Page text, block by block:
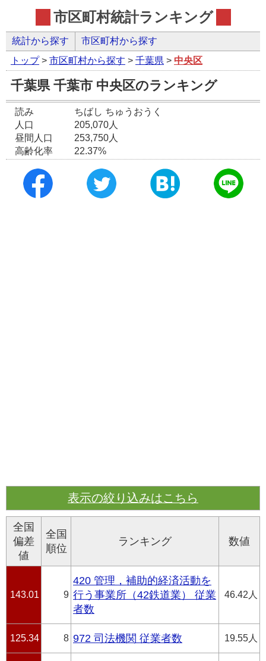
市区町村統計ランキング
統計から探す 市区町村から探す
トップ> 市区町村から探す > 千葉県 > 中央区
千葉県 千葉市 中央区のランキング
読み
ちばし ちゅうおうく
人口
205,070人
昼間人口
253,750人
高齢化率
22.37%
表示の絞り込みはこちら
全国
偏差
値
全国
順位
ランキング 数値
143.01 9
420 管理，補助的経済活動を
行う事業所（42鉄道業） 従業
者数
46.42人
125.34 8 972 司法機関 従業者数 19.55人